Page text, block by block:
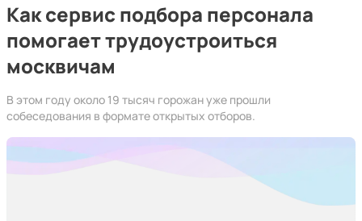
Как сервис подбора персонала
помогает трудоустроиться
москвичам
В этом году около 19 тысяч горожан уже прошли
собеседования в формате открытых отборов.